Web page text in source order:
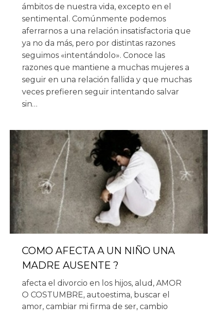
ámbitos de nuestra vida, excepto en el
sentimental. Comúnmente podemos
aferrarnos a una relación insatisfactoria que
ya no da más, pero por distintas razones
seguimos «intentándolo». Conoce las
razones que mantiene a muchas mujeres a
seguir en una relación fallida y que muchas
veces prefieren seguir intentando salvar
sin…
COMO AFECTA A UN NIÑO UNA
MADRE AUSENTE ?
afecta el divorcio en los hijos, alud , AMOR
O COSTUMBRE, autoestima, buscar el
amor, cambiar mi firma de ser, cambio